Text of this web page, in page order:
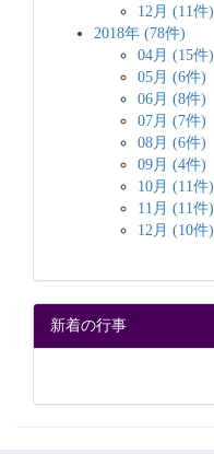
12月 (11件)
2018年 (78件)
04月 (15件)
05月 (6件)
06月 (8件)
07月 (7件)
08月 (6件)
09月 (4件)
10月 (11件)
11月 (11件)
12月 (10件)
新着の行事